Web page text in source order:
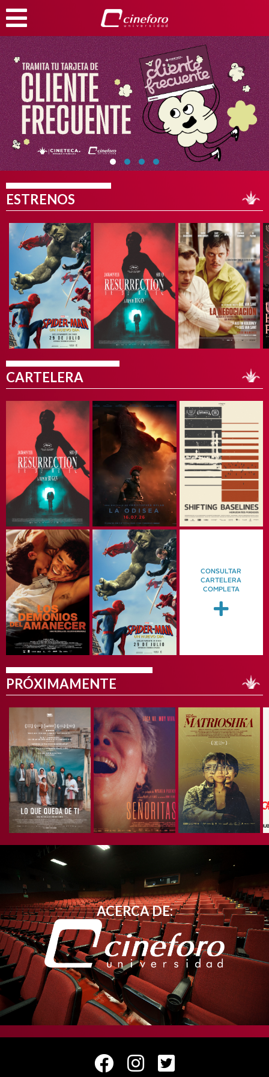
ESTRENOS
CARTELERA
CONSULTAR
CARTELERA
COMPLETA
PRÓXIMAMENTE
ACERCA DE: